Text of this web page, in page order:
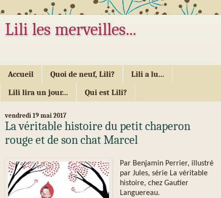
Lili les merveilles...
Accueil Quoi de neuf, Lili? Lili a lu...
Lili lira un jour... Qui est Lili?
vendredi 19 mai 2017
La véritable histoire du petit chaperon
rouge et de son chat Marcel
Par Benjamin Perrier, illustré
par Jules, série La véritable
histoire, chez Gautier
Languereau.